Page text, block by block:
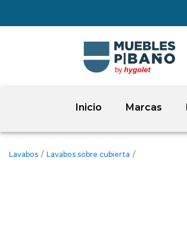
Inicio Marcas
Lavabos / Lavabos sobre cubierta /